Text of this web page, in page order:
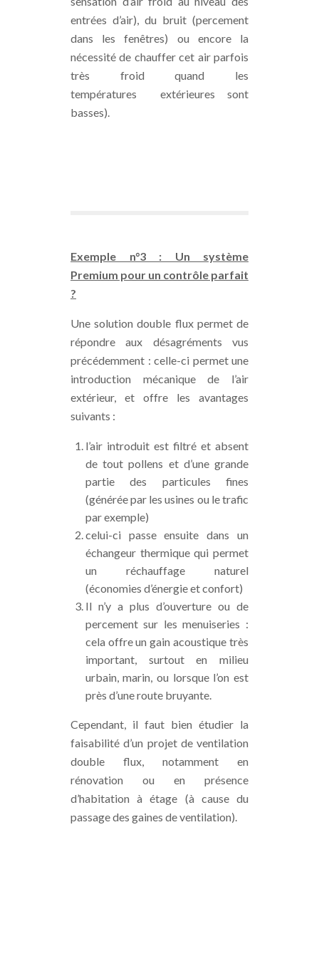
entrées d’air), du bruit (percement
dans les fenêtres) ou encore la
nécessité de chauffer cet air parfois
très froid quand les
températures extérieures sont
basses).
Exemple n°3 : Un système
Premium pour un contrôle parfait
?
Une solution double flux permet de
répondre aux désagréments vus
précédemment : celle-ci permet une
introduction mécanique de l’air
extérieur, et offre les avantages
suivants :
l’air introduit est filtré et absent
de tout pollens et d’une grande
partie des particules fines
(générée par les usines ou le trafic
par exemple)
celui-ci passe ensuite dans un
échangeur thermique qui permet
un réchauffage naturel
(économies d’énergie et confort)
Il n’y a plus d’ouverture ou de
percement sur les menuiseries :
cela offre un gain acoustique très
important, surtout en milieu
urbain, marin, ou lorsque l’on est
près d’une route bruyante.
Cependant, il faut bien étudier la
faisabilité d’un projet de ventilation
double flux, notamment en
rénovation ou en présence
d’habitation à étage (à cause du
passage des gaines de ventilation).